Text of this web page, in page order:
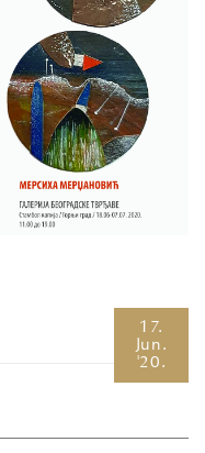
17.
Jun.
'20.